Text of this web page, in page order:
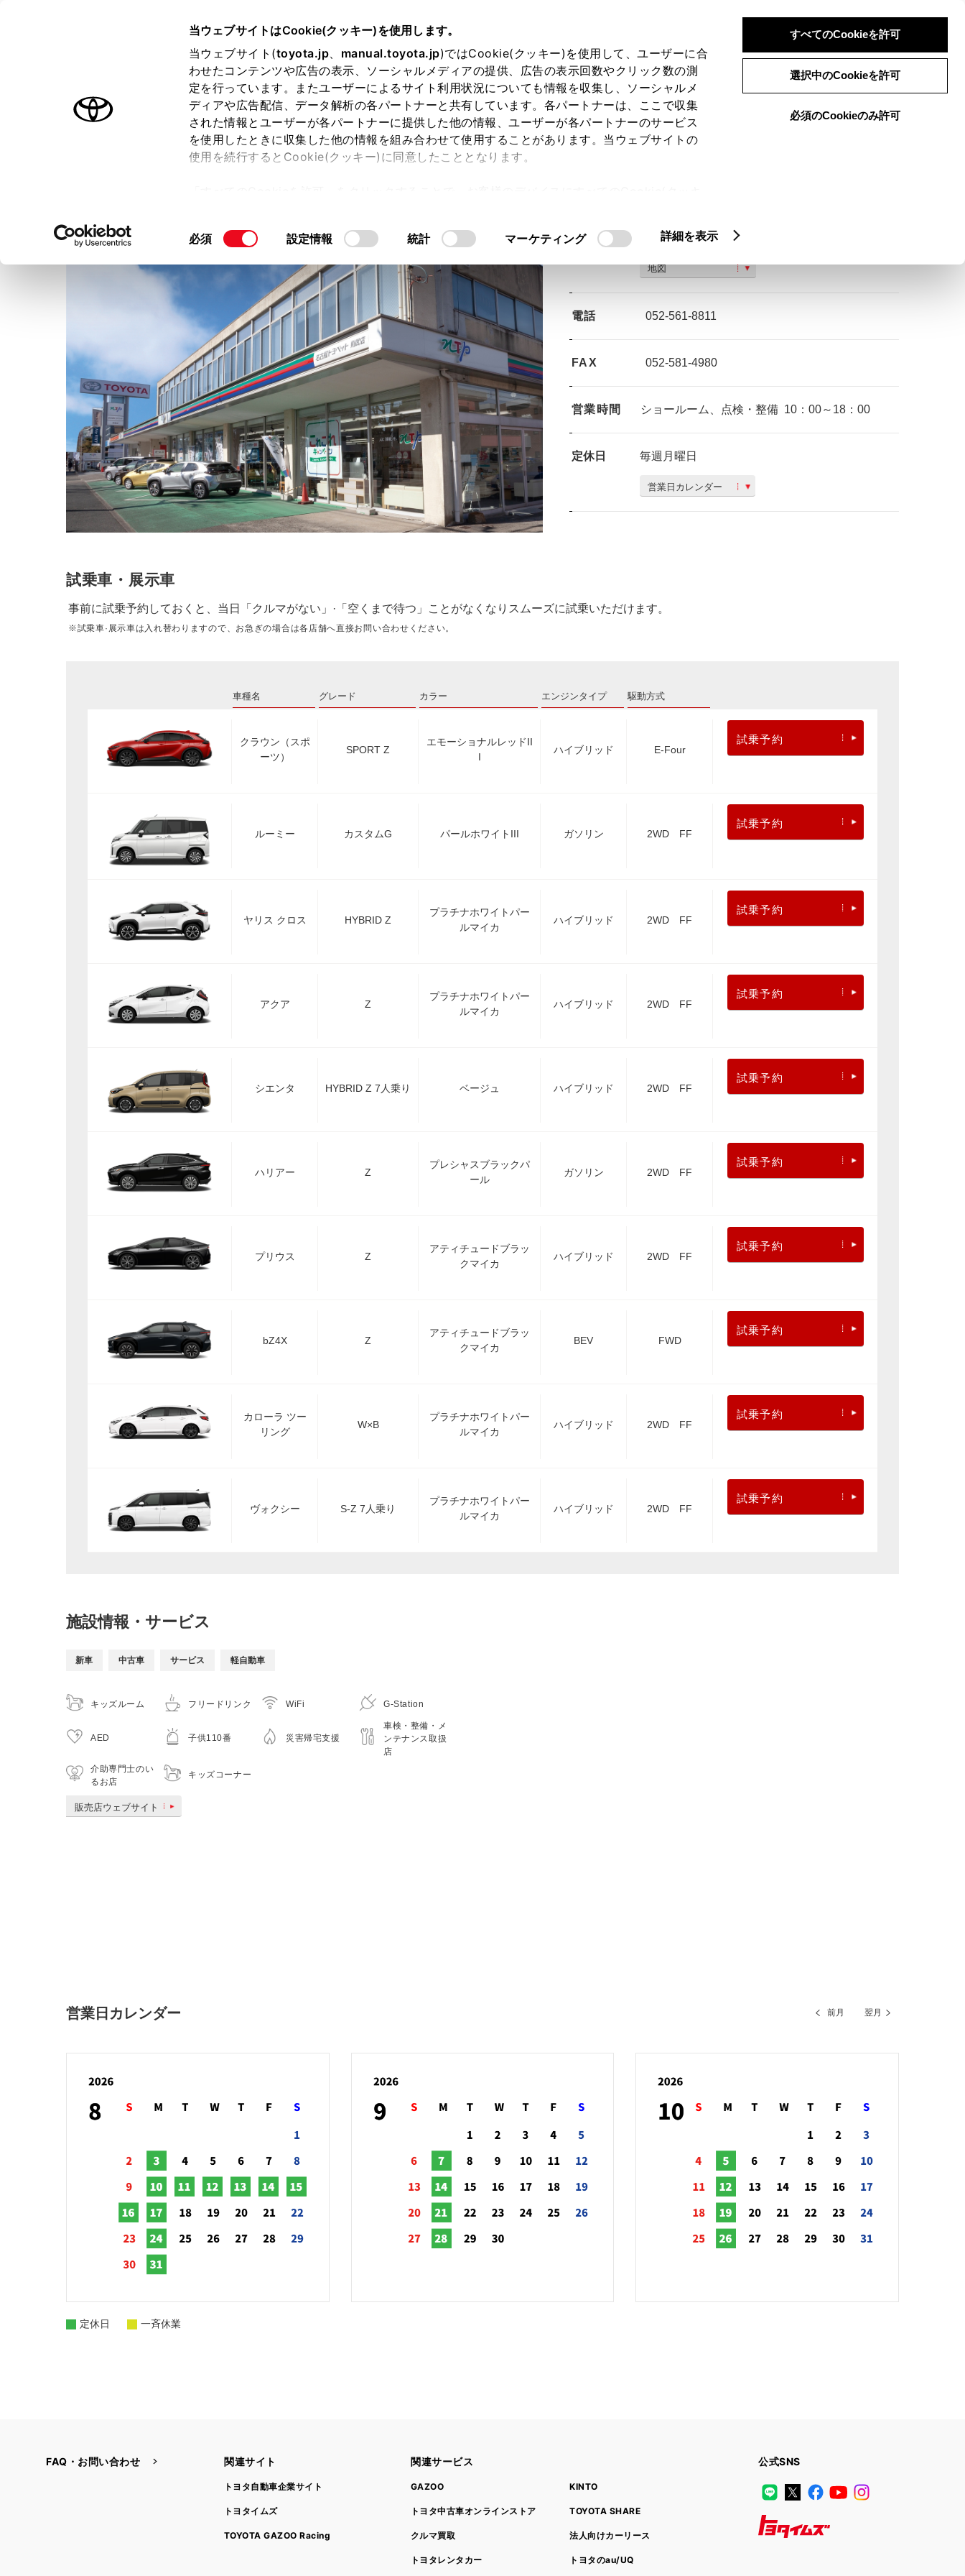
当ウェブサイトはCookie(クッキー)を使用します。
当ウェブサイト(toyota.jp、 manual.toyota.jp)ではCookie(クッキー)を使用して、ユーザーに合
わせたコンテンツや広告の表示、ソーシャルメディアの提供、広告の表示回数やクリック数の測
定を行っています。またユーザーによるサイト利用状況についても情報を収集し、ソーシャルメ
ディアや広告配信、データ解析の各パートナーと共有しています。各パートナーは、ここで収集
された情報とユーザーが各パートナーに提供した他の情報、ユーザーが各パートナーのサービス
を使用したときに収集した他の情報を組み合わせて使用することがあります。当ウェブサイトの
使用を続行するとCookie(クッキー)に同意したこととなります。
て」をご覧ください。
同
択
必須 設定情報 統計 マーケティング 詳細を表示
すべてのCookieを許可
選択中のCookieを許可
必須のCookieのみ許可
ログイン 検索 メニュー
オーナーサポート トピックス
店舗トップ ご購入相談
住所 愛知県名古屋市西区則武新町４丁目１−２５
地図
電話 052-561-8811
FAX 052-581-4980
営業時間 ショールーム、点検・整備 10：00～18：00
定休日 毎週月曜日
営業日カレンダー
試乗車・展示車
事前に試乗予約しておくと、当日「クルマがない」·「空くまで待つ」ことがなくなりスムーズに試乗いただけます。
※試乗車·展示車は入れ替わりますので、お急ぎの場合は各店舗へ直接お問い合わせください。
車種名 グレード カラー エンジンタイプ 駆動方式
クラウン（スポ
ーツ）
SPORT Z
エモーショナルレッドII
I
ハイブリッド E-Four
試乗予約
ルーミー カスタムG パールホワイトIII ガソリン 2WD FF
試乗予約
ヤリス クロス HYBRID Z
プラチナホワイトパー
ルマイカ
ハイブリッド 2WD FF
試乗予約
アクア Z
プラチナホワイトパー
ルマイカ
ハイブリッド 2WD FF
試乗予約
シエンタ HYBRID Z 7人乗り ベージュ ハイブリッド 2WD FF
試乗予約
ハリアー Z
プレシャスブラックパ
ール
ガソリン 2WD FF
試乗予約
プリウス Z
アティチュードブラッ
クマイカ
ハイブリッド 2WD FF
試乗予約
bZ4X Z
アティチュードブラッ
クマイカ
BEV FWD
試乗予約
カローラ ツー
リング
W×B
プラチナホワイトパー
ルマイカ
ハイブリッド 2WD FF
試乗予約
ヴォクシー S-Z 7人乗り
プラチナホワイトパー
ルマイカ
ハイブリッド 2WD FF
試乗予約
施設情報・サービス
新車 中古車 サービス 軽自動車
キッズルーム フリードリンク WiFi G-Station
AED 子供110番 災害帰宅支援
車検・整備・メ
ンテナンス取扱
店
介助専門士のい
るお店
キッズコーナー
販売店ウェブサイト
営業日カレンダー 前月 翌月
定休日 一斉休業
FAQ・お問い合わせ 関連サイト
トヨタ自動車企業サイト
トヨタイムズ
TOYOTA GAZOO Racing
関連サービス
GAZOO
トヨタ中古車オンラインストア
クルマ買取
トヨタレンタカー
KINTO
TOYOTA SHARE
法人向けカーリース
トヨタのau/UQ
公式SNS
LINE
X FacebookYouTube